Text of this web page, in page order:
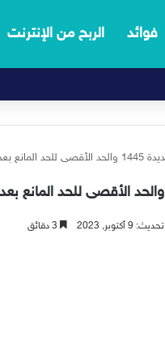
فوائد الربح من الإنترنت
تعديله
9 أكتوبر, 2023